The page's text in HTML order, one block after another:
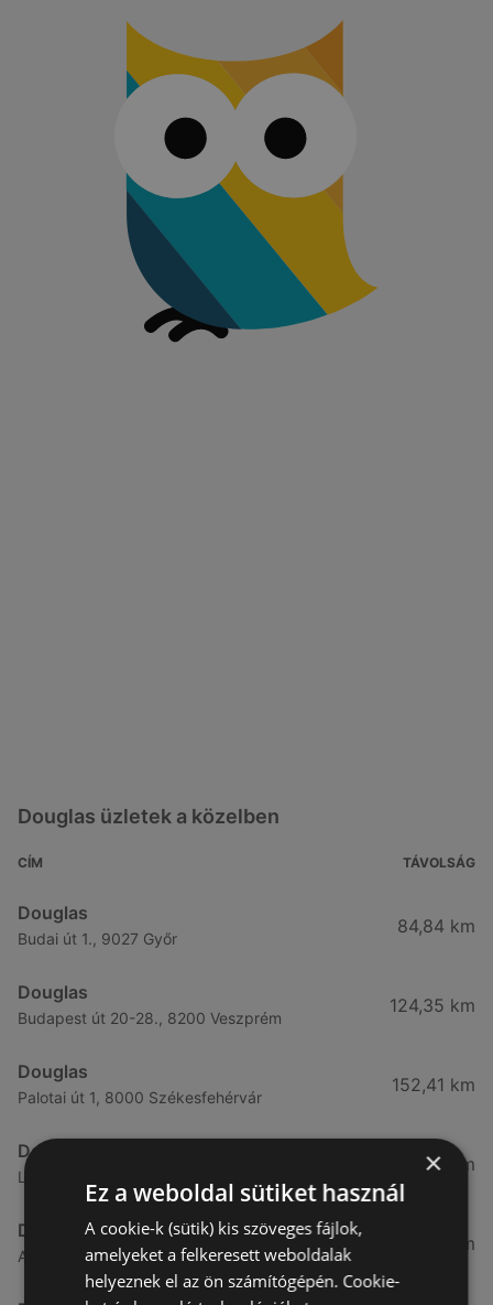
Douglas üzletek a közelben
CÍM TÁVOLSÁG
Douglas
Budai út 1., 9027 Győr
84,84 km
Douglas
Budapest út 20-28., 8200 Veszprém
124,35 km
Douglas
Palotai út 1, 8000 Székesfehérvár
152,41 km
Douglas
Lövőház utca 2-6., 1024 Budapest
188,95 km
Douglas
Alkotás u. 53., 1123 Budapest
189,05 km
×
Ez a weboldal sütiket használ
A cookie-k (sütik) kis szöveges fájlok,
amelyeket a felkeresett weboldalak
helyeznek el az ön számítógépén. Cookie-